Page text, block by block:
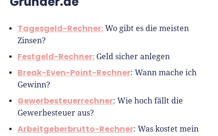
Tagesgeld-Rechner: Wo gibt es die meisten
Zinsen?
Festgeld-Rechner: Geld sicher anlegen
Break-Even-Point-Rechner: Wann mache ich
Gewinn?
Gewerbesteuerrechner: Wie hoch fällt die
Gewerbesteuer aus?
Arbeitgeberbrutto-Rechner: Was kostet mein